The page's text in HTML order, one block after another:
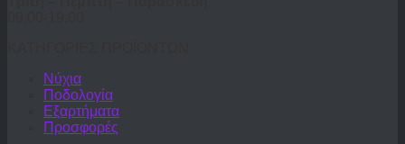
Νύχια
Ποδολογία
Εξαρτήματα
Προσφορές